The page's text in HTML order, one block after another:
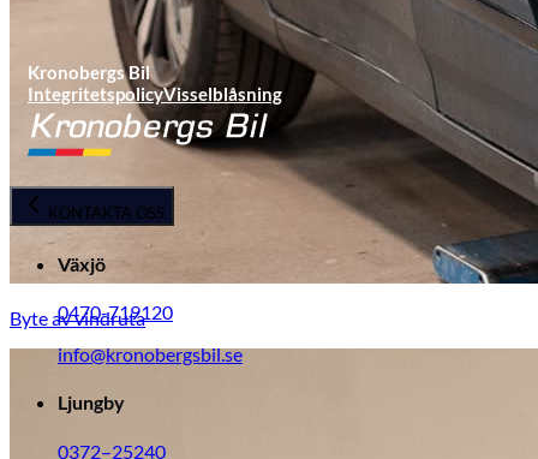
PickupTransportbilPersonbil
Visa alla fordon
Byte av vindruta
Kronobergs Bil
IntegritetspolicyVisselblåsning
KONTAKTA OSS
Växjö
0470-719120
info@kronobergsbil.se
Ljungby
0372–25240